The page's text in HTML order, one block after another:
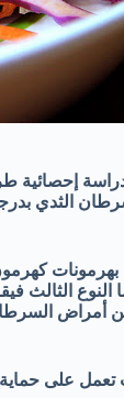
دراسة
الثدي
كهرمون
الثالث
من أمراض
تعمل على